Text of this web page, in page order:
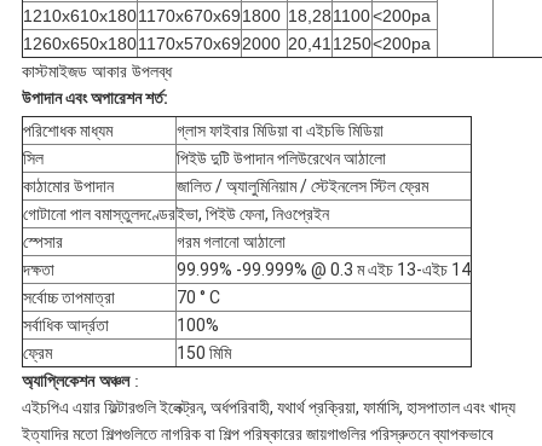
1210x610x1801170x670x691800 18,281100<200pa
1260x650x1801170x570x692000 20,411250<200pa
কাস্টমাইজড আকার উপলব্ধ
উপাদান এবং অপারেশন শর্ত:
পরিশোধক মাধ্যম
গ্লাস ফাইবার মিডিয়া বা এইচভি মিডিয়া
সিল
পিইউ দুটি উপাদান পলিউরেথেন আঠালো
কাঠামোর উপাদান
জালিত / অ্যালুমিনিয়াম / স্টেইনলেস স্টিল ফ্রেম
গোটানো পাল বমাস্তুলদণ্ডেরইভা, পিইউ ফেনা, নিওপ্রেইন
স্পেসার
গরম গলানো আঠালো
দক্ষতা
99.99% -99.999% @ 0.3 ম এইচ 13-এইচ 14
সর্বোচ্চ তাপমাত্রা
70 ° C
সর্বাধিক আর্দ্রতা
100%
ফ্রেম
150 মিমি
অ্যাপ্লিকেশন অঞ্চল:
এইচপিএ এয়ার ফিল্টারগুলি ইলেক্ট্রন, অর্ধপরিবাহী, যথার্থ প্রক্রিয়া, ফার্মাসি, হাসপাতাল এবং খাদ্য
ইত্যাদির মতো শিল্পগুলিতে নাগরিক বা শিল্প পরিষ্কারের জায়গাগুলির পরিস্রুতনে ব্যাপকভাবে